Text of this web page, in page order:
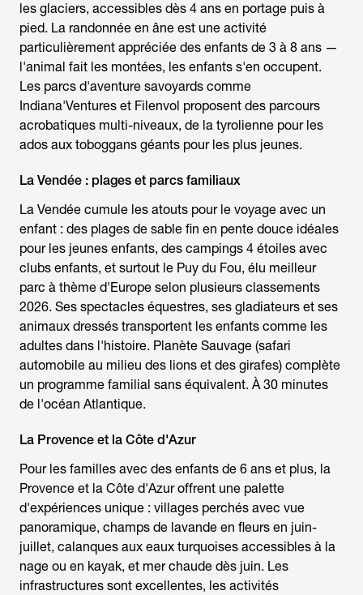
les glaciers, accessibles dès 4 ans en portage puis à
pied. La randonnée en âne est une activité
particulièrement appréciée des enfants de 3 à 8 ans —
l'animal fait les montées, les enfants s'en occupent.
Les parcs d'aventure savoyards comme
Indiana'Ventures et Filenvol proposent des parcours
acrobatiques multi-niveaux, de la tyrolienne pour les
ados aux toboggans géants pour les plus jeunes.
La Vendée : plages et parcs familiaux
La Vendée cumule les atouts pour le voyage avec un
enfant : des plages de sable fin en pente douce idéales
pour les jeunes enfants, des campings 4 étoiles avec
clubs enfants, et surtout le Puy du Fou, élu meilleur
parc à thème d'Europe selon plusieurs classements
2026. Ses spectacles équestres, ses gladiateurs et ses
animaux dressés transportent les enfants comme les
adultes dans l'histoire. Planète Sauvage (safari
automobile au milieu des lions et des girafes) complète
un programme familial sans équivalent. À 30 minutes
de l'océan Atlantique.
La Provence et la Côte d'Azur
Pour les familles avec des enfants de 6 ans et plus, la
Provence et la Côte d'Azur offrent une palette
d'expériences unique : villages perchés avec vue
panoramique, champs de lavande en fleurs en juin-
juillet, calanques aux eaux turquoises accessibles à la
nage ou en kayak, et mer chaude dès juin. Les
infrastructures sont excellentes, les activités